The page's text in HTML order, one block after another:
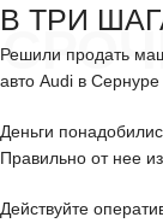
В ТРИ
Решили продать
авто Audi в
Деньги
Правильно от нее
Действуйте